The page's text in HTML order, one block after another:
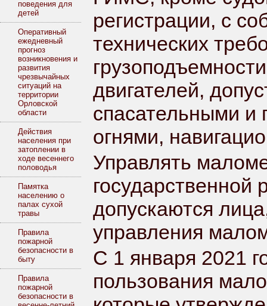
поведения для
детей
Оперативный
ежедневный
прогноз
возникновения и
развития
чрезвычайных
ситуаций на
территории
Орловской
области
Действия
населения при
затоплении в
ходе весеннего
половодья
Памятка
населению о
палах сухой
травы
Правила
пожарной
безопасности в
быту
Правила
пожарной
безопасности в
регистрации, с
технических
двигателей,
спасательными и
огнями,
Управлять
государственной
допускаются
управления
С 1 января 2021
пользования